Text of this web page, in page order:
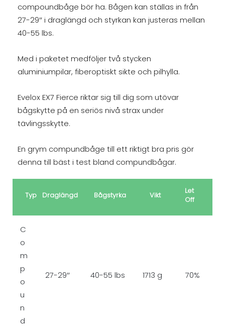
compoundbåge bör ha. Bågen kan ställas in från
27-29″ i draglängd och styrkan kan justeras mellan
40-55 lbs.
Med i paketet medföljer två stycken
aluminiumpilar, fiberoptiskt sikte och pilhylla.
Evelox EX7 Fierce riktar sig till dig som utövar
bågskytte på en seriös nivå strax under
tävlingsskytte.
En grym compundbåge till ett riktigt bra pris gör
denna till bäst i test bland compundbågar.
Typ Draglängd Bågstyrka Vikt
Let
Off
C
o
m
p
o
u
n
d
27-29″ 40-55 lbs 1713 g 70%